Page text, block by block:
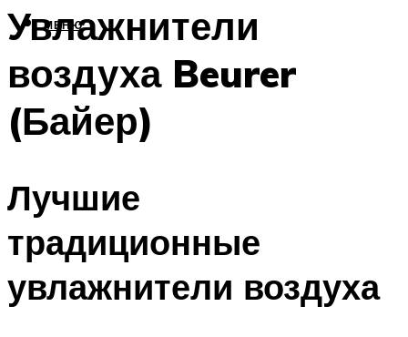
МЕНЮ
Увлажнители
воздуха Beurer
(Байер)
Лучшие
традиционные
увлажнители воздуха